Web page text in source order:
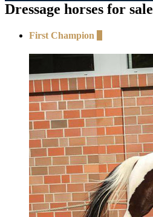
Dressage horses for sale
First Champion